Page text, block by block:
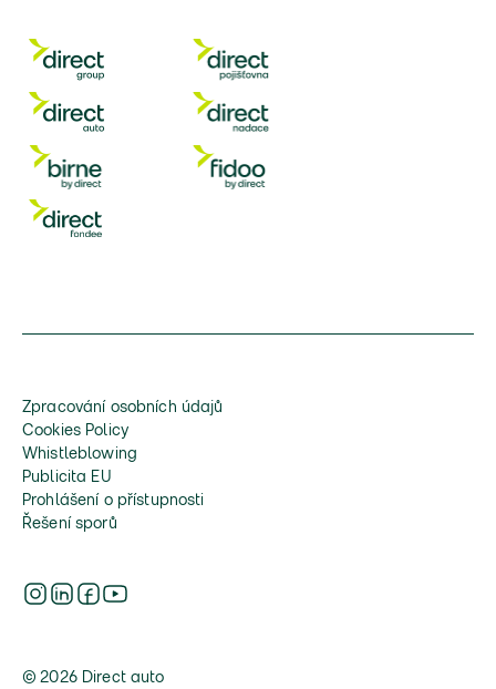
Zpracování osobních údajů
Cookies Policy
Whistleblowing
Publicita EU
Prohlášení o přístupnosti
Řešení sporů
© 2026 Direct auto